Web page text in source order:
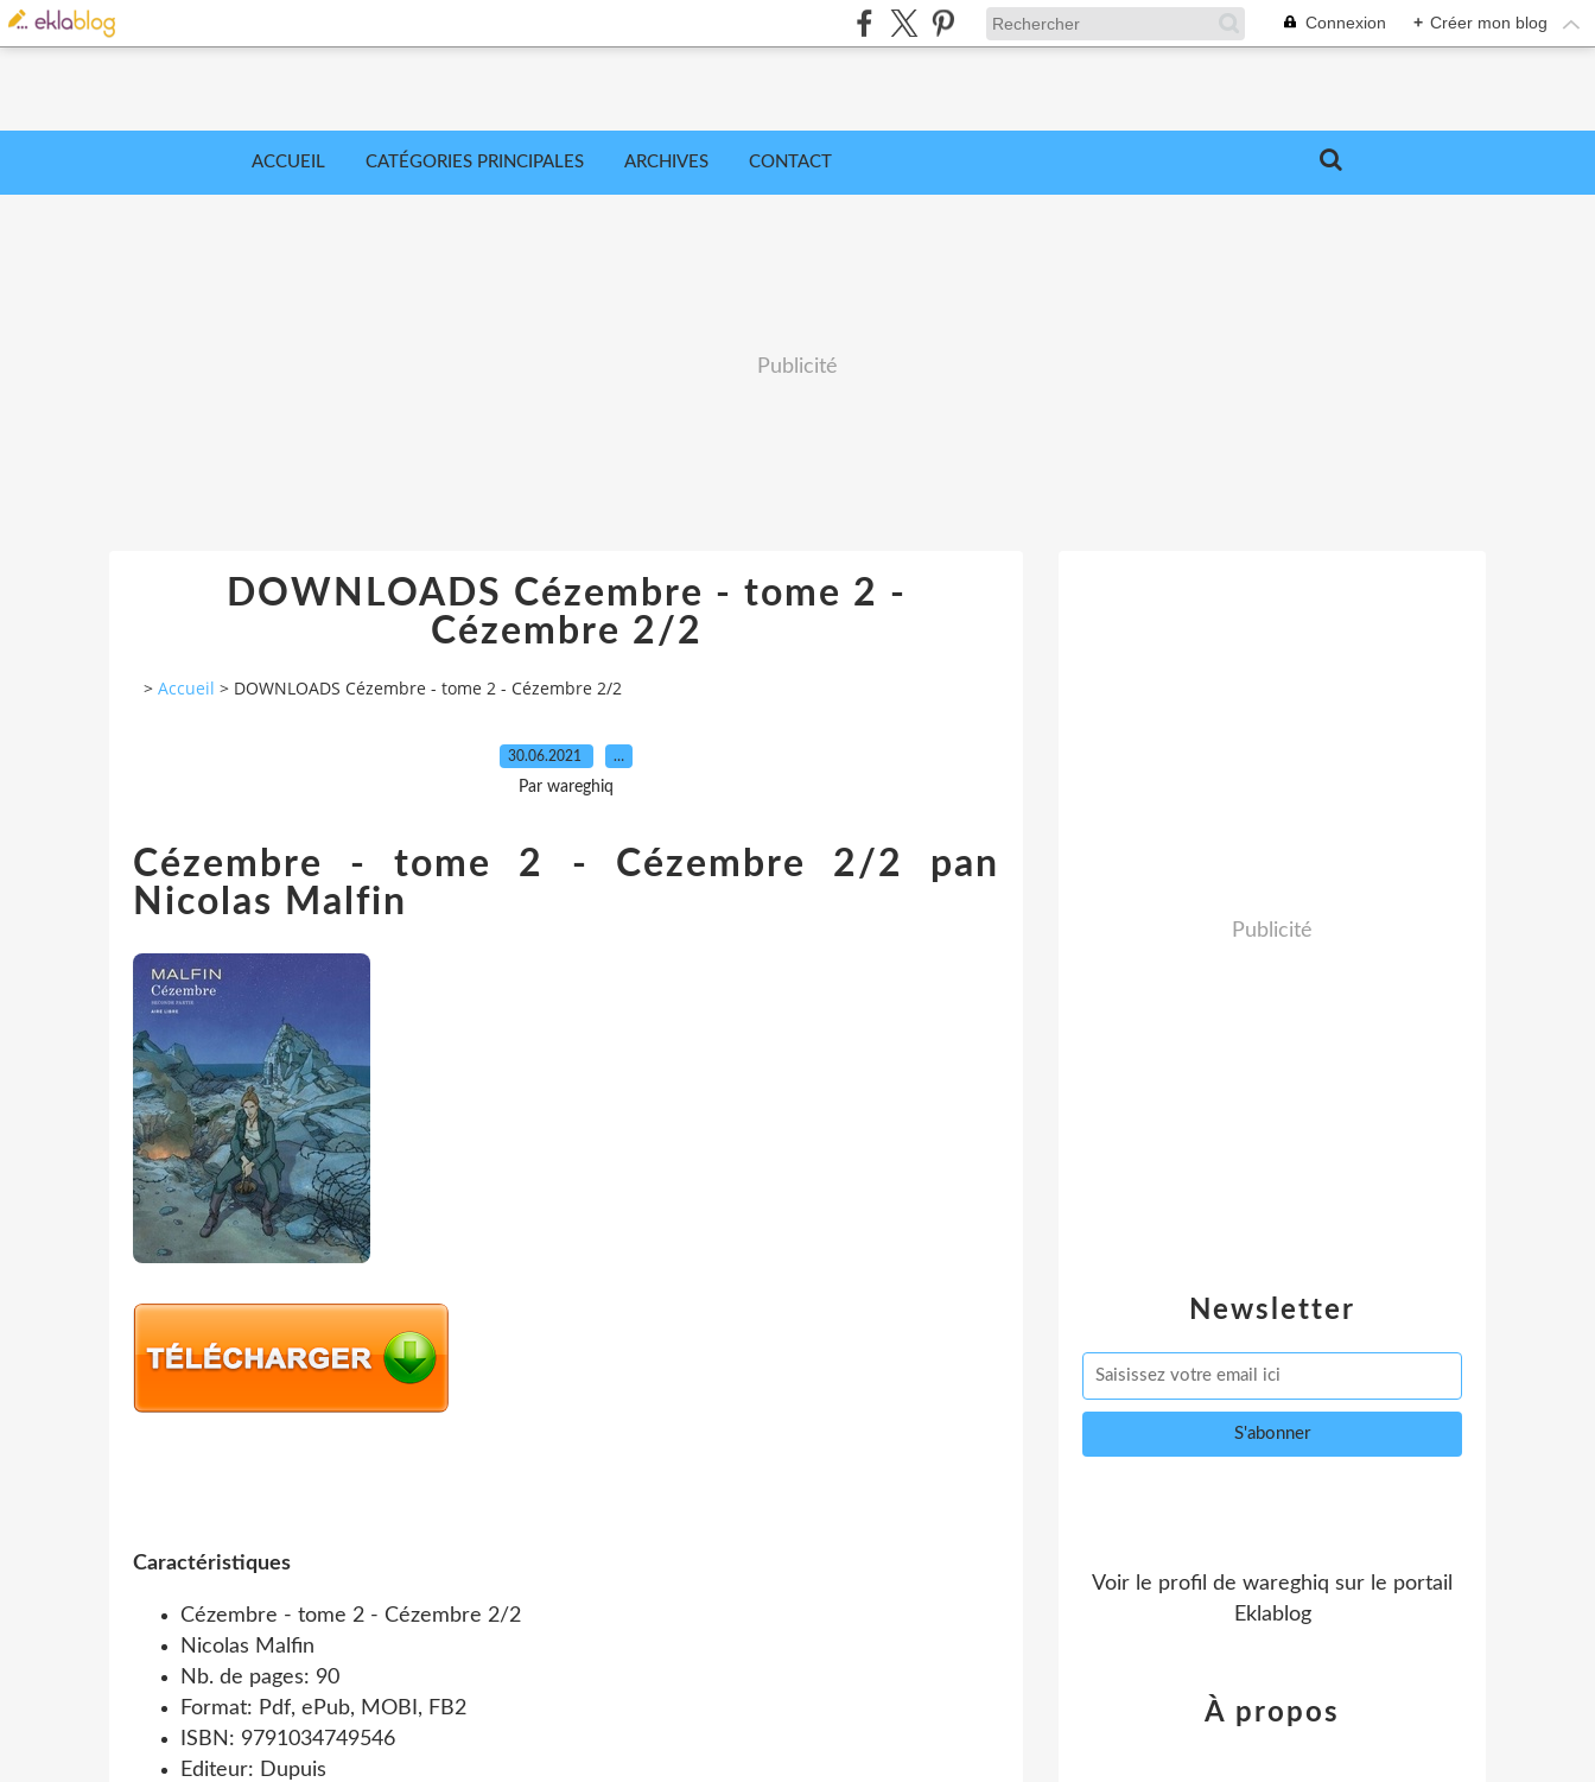
Connexion + Créer mon blog
ACCUEIL CATÉGORIES PRINCIPALES ARCHIVES CONTACT
Publicité
DOWNLOADS Cézembre - tome 2 -
Cézembre 2/2
> Accueil > DOWNLOADS Cézembre - tome 2 - Cézembre 2/2
30.06.2021 …
Par wareghiq
Cézembre - tome 2 - Cézembre 2/2 pan
Nicolas Malfin
Caractéristiques
Cézembre - tome 2 - Cézembre 2/2
Nicolas Malfin
Nb. de pages: 90
Format: Pdf, ePub, MOBI, FB2
ISBN: 9791034749546
Editeur: Dupuis
Newsletter
Publicité
Voir le profil de wareghiq sur le portail
Eklablog
À propos